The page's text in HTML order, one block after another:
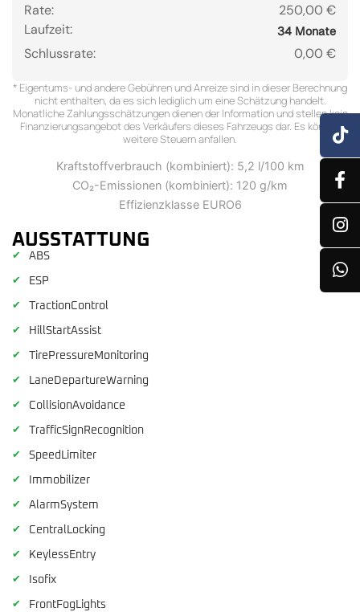
Rate:
250,00 €
Laufzeit:
34 Monate
Schlussrate: 0,00 €
* Eigentums- und andere Gebühren und Anreize sind in dieser Berechnung
nicht enthalten, da es sich lediglich um eine Schätzung handelt.
Monatliche Zahlungsschätzungen dienen der Information und stellen kein
Finanzierungsangebot des Verkäufers dieses Fahrzeugs dar. Es können
weitere Steuern anfallen.
Kraftstoffverbrauch (kombiniert): 5,2 l/100 km
CO₂-Emissionen (kombiniert): 120 g/km
Effizienzklasse EURO6
AUSSTATTUNG
✔ ABS
✔ ESP
✔ TractionControl
✔ HillStartAssist
✔ TirePressureMonitoring
✔ LaneDepartureWarning
✔ CollisionAvoidance
✔ TrafficSignRecognition
✔ SpeedLimiter
✔ Immobilizer
✔ AlarmSystem
✔ CentralLocking
✔ KeylessEntry
✔ Isofix
✔ FrontFogLights